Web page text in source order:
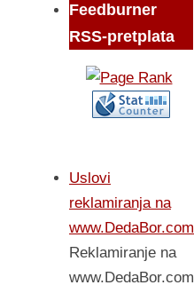
Feedburner
RSS-pretplata
Uslovi
reklamiranja na
www.DedaBor.com
Reklamiranje na
www.DedaBor.com